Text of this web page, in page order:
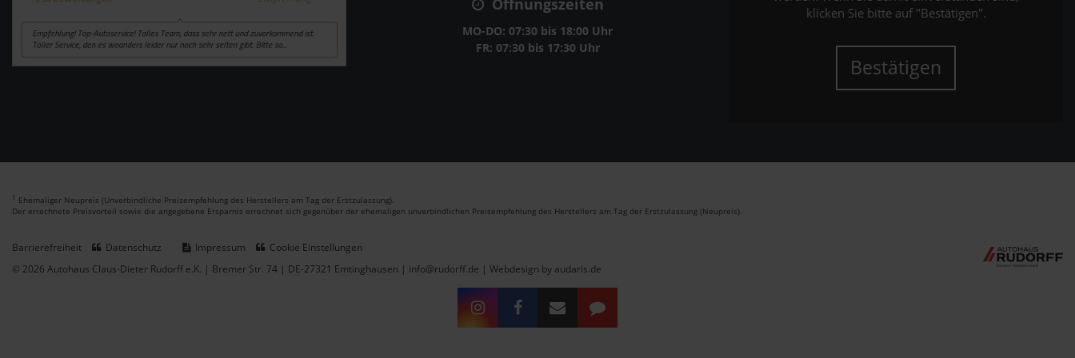
Öffnungszeiten
MO-DO: 07:30 bis 18:00 Uhr
FR: 07:30 bis 17:30 Uhr
klicken Sie bitte auf "Bestätigen".
Bestätigen
1 Ehemaliger Neupreis (Unverbindliche Preisempfehlung des Herstellers am Tag der Erstzulassung).
Der errechnete Preisvorteil sowie die angegebene Ersparnis errechnet sich gegenüber der ehemaligen unverbindlichen Preisempfehlung des Herstellers am Tag der Erstzulassung (Neupreis).
Barrierefreiheit Datenschutz Impressum
Cookie Einstellungen
© 2026 Autohaus Claus-Dieter Rudorff e.K. | Bremer Str. 74 | DE-27321 Emtinghausen | info@rudorff.de | Webdesign by audaris.de